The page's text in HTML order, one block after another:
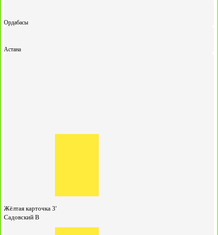
Ордабасы
Астана
Жёлтая карточка 3'
Садовский В